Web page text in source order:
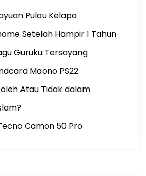
Pulau Kelapa
Setelah Hampir 1 Tahun
Guruku Tersayang
Maono PS22
Atau Tidak dalam
Camon 50 Pro